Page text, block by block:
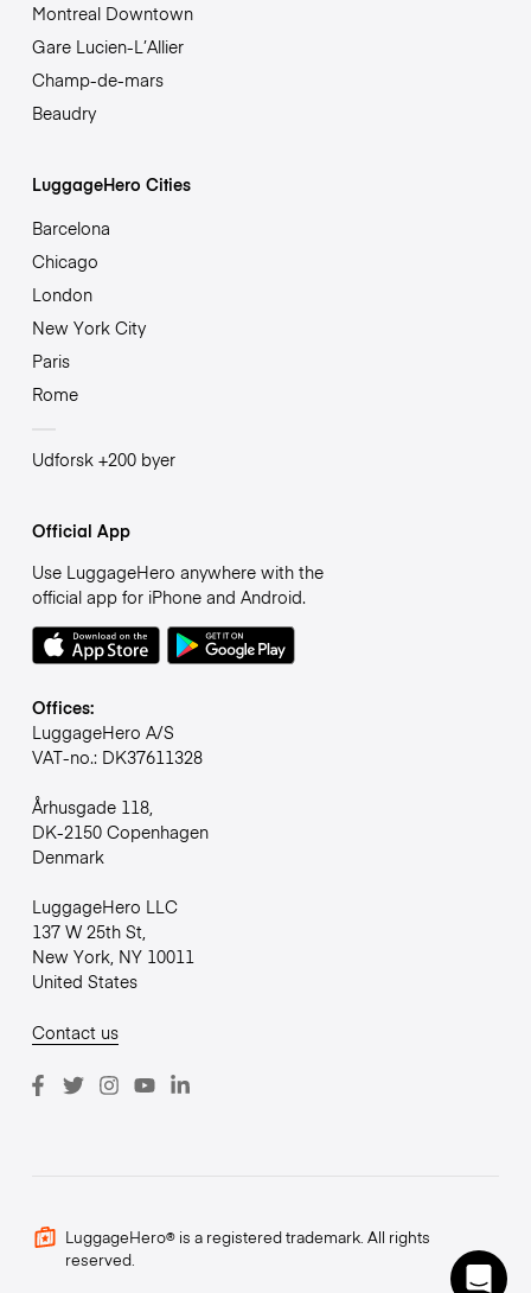
Montreal Downtown
Gare Lucien-L’Allier
Champ-de-mars
Beaudry
LuggageHero Cities
Barcelona
Chicago
London
New York City
Paris
Rome
Udforsk +200 byer
Official App
Use LuggageHero anywhere with the
official app for iPhone and Android.
Offices:
LuggageHero A/S
VAT-no.: DK37611328
Århusgade 118,
DK-2150 Copenhagen
Denmark
LuggageHero LLC
137 W 25th St,
New York, NY 10011
United States
Contact us
LuggageHero® is a registered trademark. All rights
reserved.